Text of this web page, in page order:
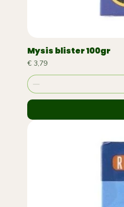
Mysis blister 100gr
Prijs
€ 3,79